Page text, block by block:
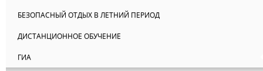
БЕЗОПАСНЫЙ ОТДЫХ В ЛЕТНИЙ ПЕРИОД
ДИСТАНЦИОННОЕ ОБУЧЕНИЕ
ГИА